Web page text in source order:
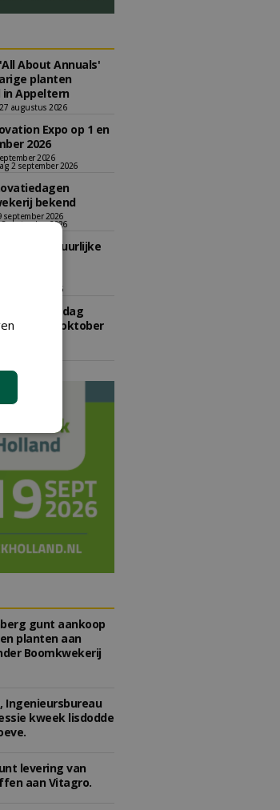
About Annuals'
planten
Appeltern
augustus 2026
Expo op 1 en
2026
2026
2 september 2026
bekend
2026
september 2026
'Natuurlijke
september 2026
Jongerendag
op 9 oktober
gunt aankoop
planten aan
Boomkwekerij
Ingenieursbureau
kweek lisdodde
levering van
aan Vitagro.